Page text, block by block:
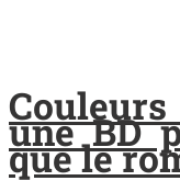
une BD
que le